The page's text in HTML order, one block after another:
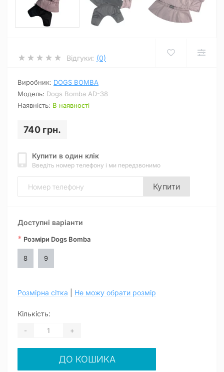
Відгуки: (0)
Виробник: DOGS BOMBA
Модель: Dogs Bomba AD-38
Наявність: В наявності
740 грн.
Купити в один клік
Введіть номер телефону і ми передзвонимо
Купити
Доступні варіанти
* Розміри Dogs Bomba
8 9
Розмірна сітка Не можу обрати розмір
Кількість:
- +
ДО КОШИКА